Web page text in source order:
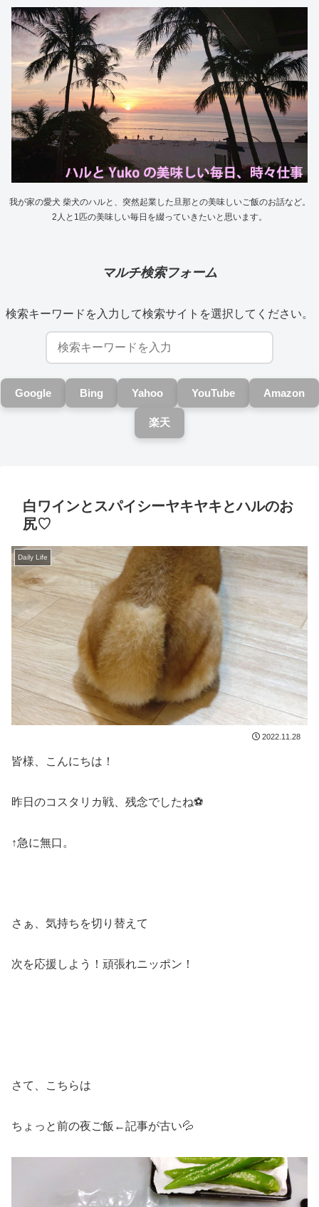
我が家の愛犬 柴犬のハルと、突然起業した旦那との美味しいご飯のお話など。
2人と1匹の美味しい毎日を綴っていきたいと思います。
マルチ検索フォーム
検索キーワードを入力して検索サイトを選択してください。
Google Bing Yahoo YouTube Amazon
楽天
白ワインとスパイシーヤキヤキとハルのお
尻♡
Daily Life
2022.11.28
皆様、こんにちは！
昨日のコスタリカ戦、残念でしたね⚽
↑急に無口。
さぁ、気持ちを切り替えて
次を応援しよう！頑張れニッポン！
さて、こちらは
ちょっと前の夜ご飯←記事が古い💦